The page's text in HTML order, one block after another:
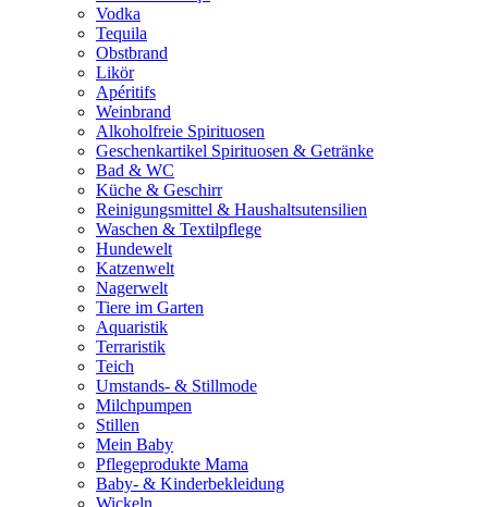
Vodka
Tequila
Obstbrand
Likör
Apéritifs
Weinbrand
Alkoholfreie Spirituosen
Geschenkartikel Spirituosen & Getränke
Bad & WC
Küche & Geschirr
Reinigungsmittel & Haushaltsutensilien
Waschen & Textilpflege
Hundewelt
Katzenwelt
Nagerwelt
Tiere im Garten
Aquaristik
Terraristik
Teich
Umstands- & Stillmode
Milchpumpen
Stillen
Mein Baby
Pflegeprodukte Mama
Baby- & Kinderbekleidung
Wickeln